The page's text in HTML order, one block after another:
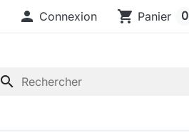
 Connexion shopping_cart Panier 0
search